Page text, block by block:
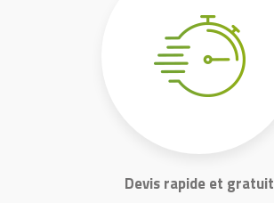
Devis rapide et gratuit